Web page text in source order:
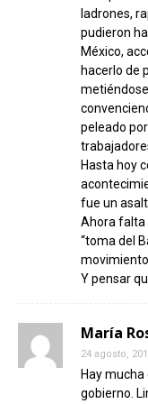
ladrones,
pudieron
México,
hacerlo de
peleado
Hasta hoy
fue un
Ahora falta
“toma del
Y pensar
María
24 agosto,
Hay
gobierno.